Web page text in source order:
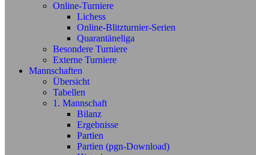
Online-Turniere
Lichess
Online-Blitzturnier-Serien
Quarantäneliga
Besondere Turniere
Externe Turniere
Mannschaften
Übersicht
Tabellen
1. Mannschaft
Bilanz
Ergebnisse
Partien
Partien (pgn-Download)